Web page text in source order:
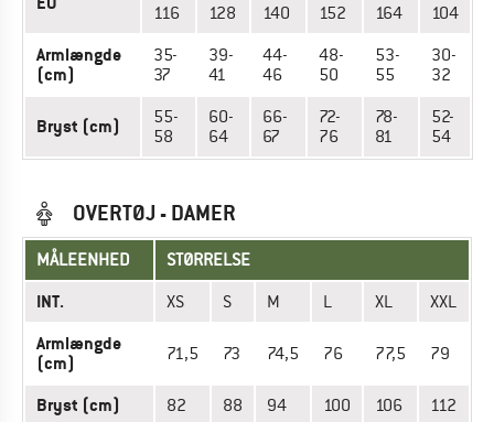
116
128
140
152
164
104
Armlængde
(cm)
35-
37
39-
41
44-
46
48-
50
53-
55
30-
32
Bryst (cm)
55-
58
60-
64
66-
67
72-
76
78-
81
52-
54
OVERTØJ - DAMER
MÅLEENHED STØRRELSE
INT. XS S M L XL XXL
Armlængde
(cm)
71,5 73 74,5 76 77,5 79
Bryst (cm) 82 88 94 100 106 112